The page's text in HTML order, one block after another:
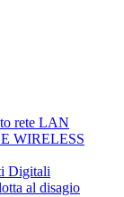
rete LAN
WIRELESS
Digitali
al disagio